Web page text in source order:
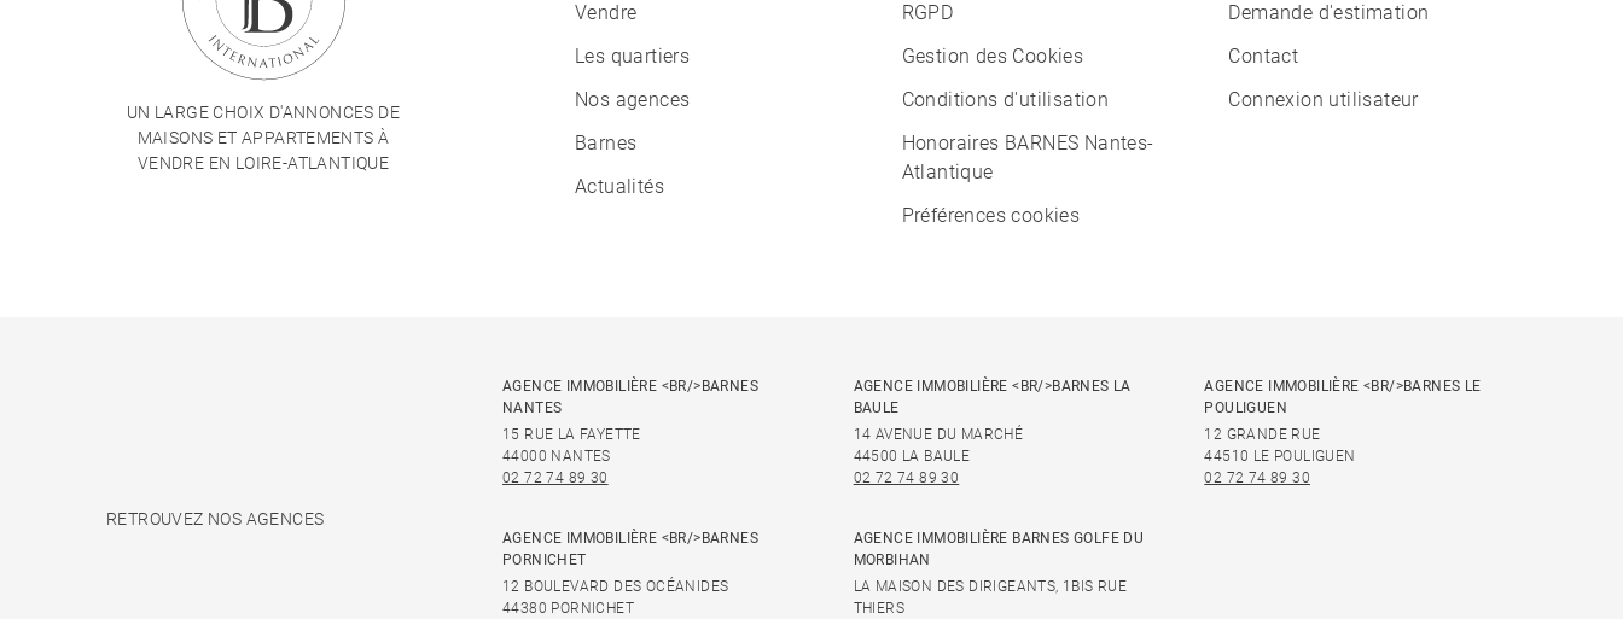
UN LARGE CHOIX D'ANNONCES DE
MAISONS ET APPARTEMENTS À
VENDRE EN LOIRE-ATLANTIQUE
Vendre
Les quartiers
Nos agences
Barnes
Actualités
RGPD
Gestion des Cookies
Conditions d'utilisation
Honoraires BARNES Nantes-
Atlantique
Préférences cookies
Demande d'estimation
Contact
Connexion utilisateur
RETROUVEZ NOS AGENCES
AGENCE IMMOBILIÈRE <BR/>BARNES
NANTES
15 RUE LA FAYETTE
44000 NANTES
02 72 74 89 30
AGENCE IMMOBILIÈRE <BR/>BARNES LA
BAULE
14 AVENUE DU MARCHÉ
44500 LA BAULE
02 72 74 89 30
AGENCE IMMOBILIÈRE <BR/>BARNES LE
POULIGUEN
12 GRANDE RUE
44510 LE POULIGUEN
02 72 74 89 30
AGENCE IMMOBILIÈRE <BR/>BARNES
PORNICHET
12 BOULEVARD DES OCÉANIDES
44380 PORNICHET
AGENCE IMMOBILIÈRE BARNES GOLFE DU
MORBIHAN
LA MAISON DES DIRIGEANTS, 1BIS RUE
THIERS